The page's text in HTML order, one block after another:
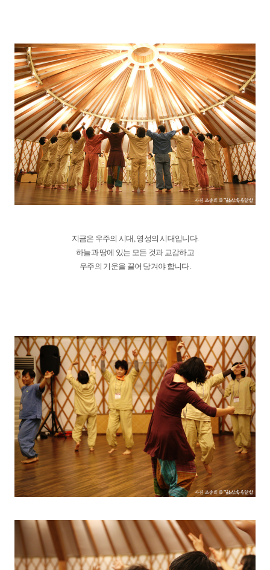
지금은 우주의 시대, 영성의 시대입니다.
하늘과 땅에 있는 모든 것과 교감하고
우주의 기운을 끌어 당겨야 합니다.